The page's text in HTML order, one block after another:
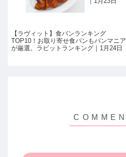
【ラヴィット】食パンランキング
TOP10！お取り寄せ食パンもパンマニア
が厳選。ラビットランキング｜1月24日